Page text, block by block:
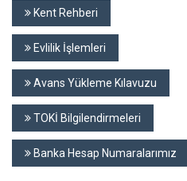
Kent Rehberi
Evlilik İşlemleri
Avans Yükleme Kılavuzu
TOKİ Bilgilendirmeleri
Banka Hesap Numaralarımız